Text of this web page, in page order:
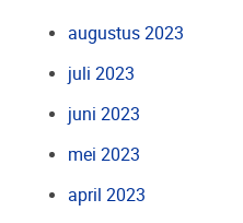
augustus 2023
juli 2023
juni 2023
mei 2023
april 2023